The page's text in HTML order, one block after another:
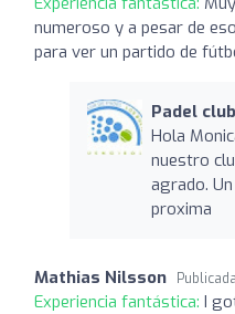
numeroso y a pesar de
para ver un partido de
Padel
Hola
nuestro
agrado.
proxima
Mathias Nilsson
Experiencia fantástica: I